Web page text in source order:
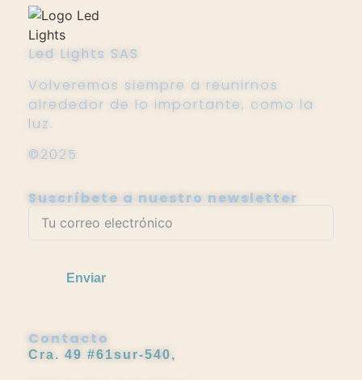
Led Lights SAS
Volveremos siempre a reunirnos
alrededor de lo importante, como la
luz.
©2025
Suscríbete a nuestro newsletter
Enviar
Contacto
Cra. 49 #61sur-540,